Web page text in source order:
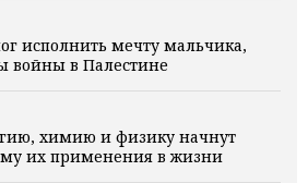
исполнить мечту мальчика,
войны в Палестине
химию и физику начнут
их применения в жизни